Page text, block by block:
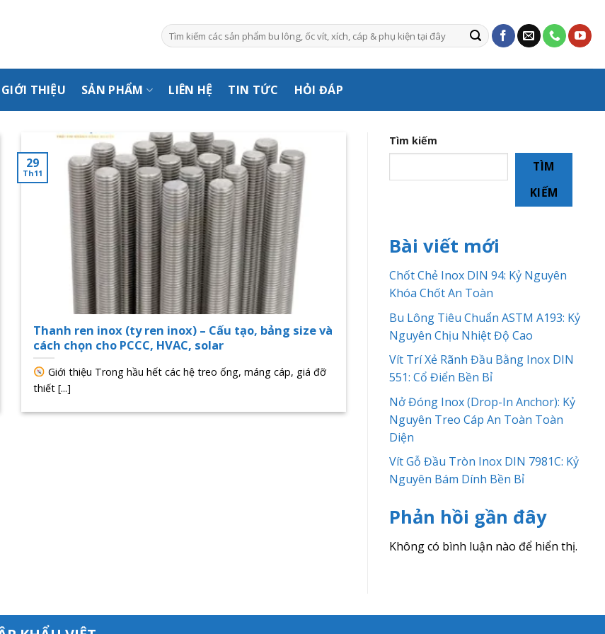
Tìm
kiếm:
GIỚI THIỆU SẢN PHẨM LIÊN HỆ TIN TỨC HỎI ĐÁP
Thanh ren inox (ty ren inox) – Cấu tạo, bảng size và
cách chọn cho PCCC, HVAC, solar
Giới thiệu Trong hầu hết các hệ treo ống, máng cáp, giá đỡ
thiết [...]
29
Th11
Tìm kiếm
TÌM
KIẾM
Bài viết mới
Chốt Chẻ Inox DIN 94: Kỷ Nguyên
Khóa Chốt An Toàn
Bu Lông Tiêu Chuẩn ASTM A193: Kỷ
Nguyên Chịu Nhiệt Độ Cao
Vít Trí Xẻ Rãnh Đầu Bằng Inox DIN
551: Cổ Điển Bền Bỉ
Nở Đóng Inox (Drop-In Anchor): Kỷ
Nguyên Treo Cáp An Toàn Toàn
Diện
Vít Gỗ Đầu Tròn Inox DIN 7981C: Kỷ
Nguyên Bám Dính Bền Bỉ
Phản hồi gần đây
Không có bình luận nào để hiển thị.